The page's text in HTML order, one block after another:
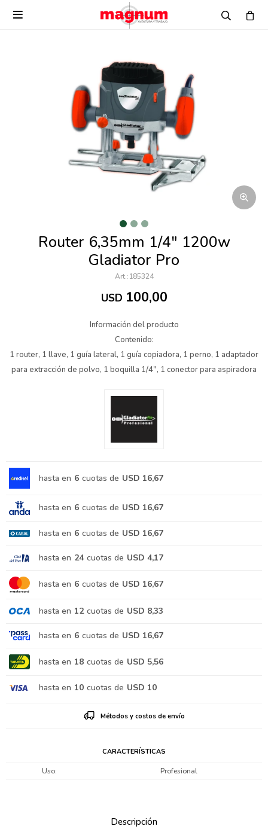

Router 6,35mm 1/4" 1200w
Gladiator Pro
185324
USD 100,00
Información del producto
Contenido:
1 router, 1 llave, 1 guía lateral, 1 guía copiadora, 1 perno, 1 adaptador
para extracción de polvo, 1 boquilla 1/4", 1 conector para aspiradora
hasta en 6 cuotas de USD 16,67
hasta en 6 cuotas de USD 16,67
hasta en 6 cuotas de USD 16,67
hasta en 24 cuotas de USD 4,17
hasta en 6 cuotas de USD 16,67
hasta en 12 cuotas de USD 8,33
hasta en 6 cuotas de USD 16,67
hasta en 18 cuotas de USD 5,56
hasta en 10 cuotas de USD 10
Métodos y costos de envío
CARACTERÍSTICAS
Uso Profesional
Descripción